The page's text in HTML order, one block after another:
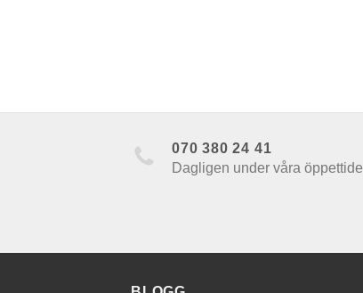
070 380 24 41
Dagligen under våra